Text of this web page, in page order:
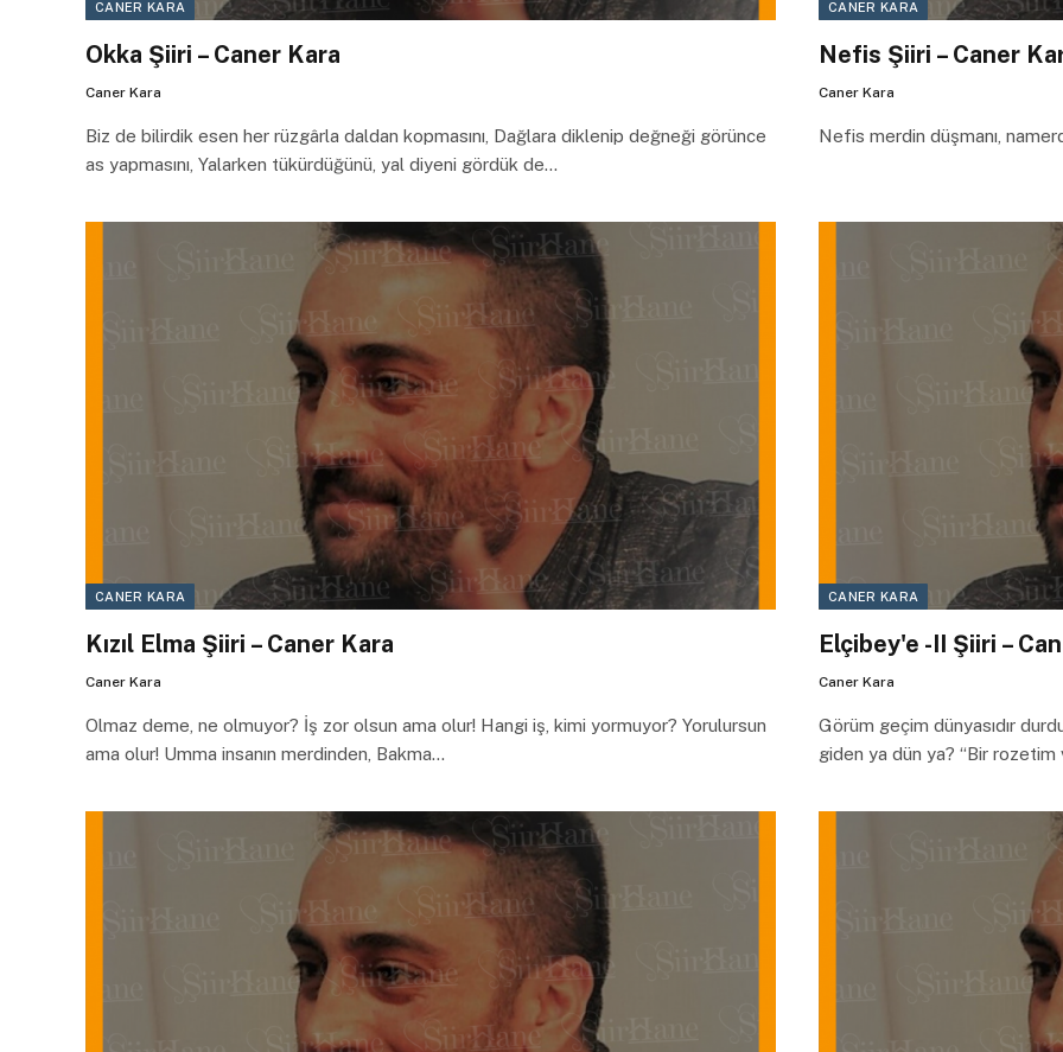
CANER KARA
Okka Şiiri – Caner Kara
Caner Kara
Biz de bilirdik esen her rüzgârla daldan kopmasını, Dağlara diklenip değneği görünce
as yapmasını, Yalarken tükürdüğünü, yal diyeni gördük de…
CANER KARA
Nefis Şiiri – Caner
Caner Kara
Nefis merdin düşmanı,
CANER KARA
Kızıl Elma Şiiri – Caner Kara
Caner Kara
Olmaz deme, ne olmuyor? İş zor olsun ama olur! Hangi iş, kimi yormuyor? Yorulursun
ama olur! Umma insanın merdinden, Bakma…
CANER KARA
Elçibey'e -II Şiiri –
Caner Kara
Görüm geçim dünyasıdır
giden ya dün ya? “Bir rozetim